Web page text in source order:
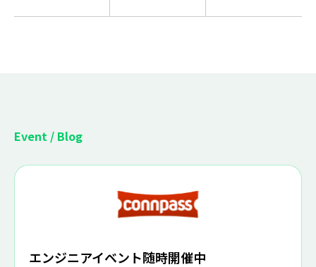
Event / Blog
エンジニアイベント随時開催中